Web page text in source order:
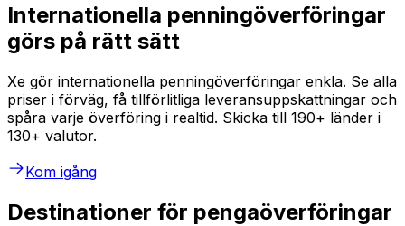
Internationella penningöverföringar
görs på rätt sätt
Xe gör internationella penningöverföringar enkla. Se alla
priser i förväg, få tillförlitliga leveransuppskattningar och
spåra varje överföring i realtid. Skicka till 190+ länder i
130+ valutor.
Kom igång
Destinationer för pengaöverföringar